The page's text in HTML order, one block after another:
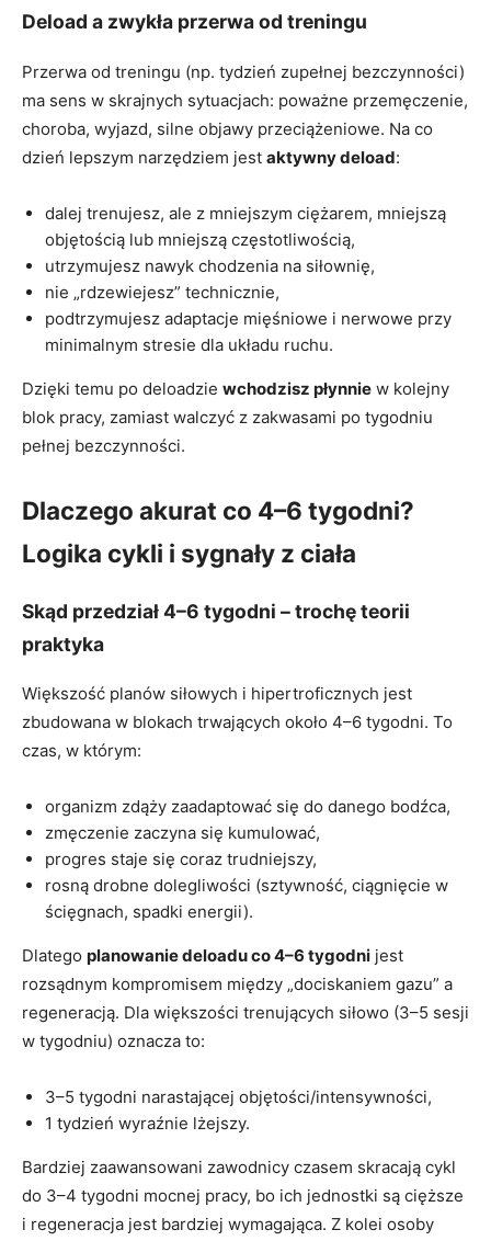
Deload a zwykła przerwa od treningu
Przerwa od treningu (np. tydzień zupełnej bezczynności)
ma sens w skrajnych sytuacjach: poważne przemęczenie,
choroba, wyjazd, silne objawy przeciążeniowe. Na co
dzień lepszym narzędziem jest aktywny deload:
dalej trenujesz, ale z mniejszym ciężarem, mniejszą
objętością lub mniejszą częstotliwością,
utrzymujesz nawyk chodzenia na siłownię,
nie „rdzewiejesz” technicznie,
podtrzymujesz adaptacje mięśniowe i nerwowe przy
minimalnym stresie dla układu ruchu.
Dzięki temu po deloadzie wchodzisz płynnie w kolejny
blok pracy, zamiast walczyć z zakwasami po tygodniu
pełnej bezczynności.
Dlaczego akurat co 4–6 tygodni?
Logika cykli i sygnały z ciała
Skąd przedział 4–6 tygodni – trochę teorii
praktyka
Większość planów siłowych i hipertroficznych jest
zbudowana w blokach trwających około 4–6 tygodni. To
czas, w którym:
organizm zdąży zaadaptować się do danego bodźca,
zmęczenie zaczyna się kumulować,
progres staje się coraz trudniejszy,
rosną drobne dolegliwości (sztywność, ciągnięcie w
ścięgnach, spadki energii).
Dlatego planowanie deloadu co 4–6 tygodni jest
rozsądnym kompromisem między „dociskaniem gazu” a
regeneracją. Dla większości trenujących siłowo (3–5 sesji
w tygodniu) oznacza to:
3–5 tygodni narastającej objętości/intensywności,
1 tydzień wyraźnie lżejszy.
Bardziej zaawansowani zawodnicy czasem skracają cykl
do 3–4 tygodni mocnej pracy, bo ich jednostki są cięższe
i regeneracja jest bardziej wymagająca. Z kolei osoby